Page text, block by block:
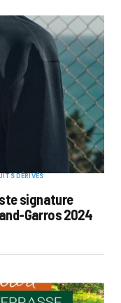
DÉRIVÉS
signature
Garros 2024